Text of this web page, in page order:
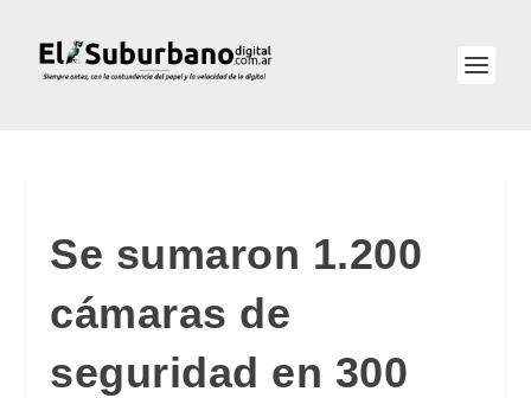
Se sumaron 1.200
cámaras de
seguridad en 300